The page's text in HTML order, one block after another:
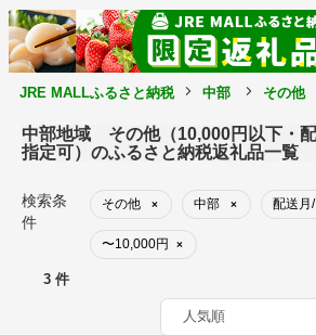
JRE MALLふるさと納税 中部 その他
中部地域 その他（10,000円以下・
指定可）のふるさと納税返礼品一覧
検索条
件
その他 × 中部 × 配送月
〜10,000円 ×
3 件